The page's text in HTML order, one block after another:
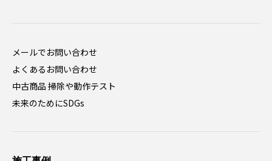
メールでお問い合わせ
よくあるお問い合わせ
中古商品 掃除や動作テスト
未来のためにSDGs